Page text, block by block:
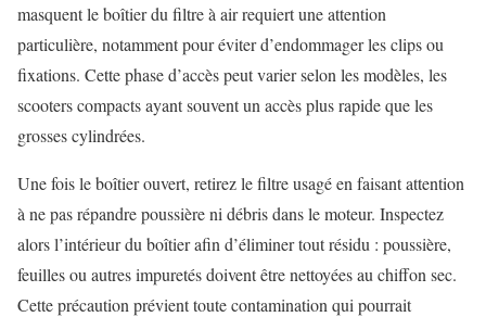
masquent le boîtier du filtre à air requiert une attention
particulière, notamment pour éviter d’endommager les clips ou
fixations. Cette phase d’accès peut varier selon les modèles, les
scooters compacts ayant souvent un accès plus rapide que les
grosses cylindrées.
Une fois le boîtier ouvert, retirez le filtre usagé en faisant attention
à ne pas répandre poussière ni débris dans le moteur. Inspectez
alors l’intérieur du boîtier afin d’éliminer tout résidu : poussière,
feuilles ou autres impuretés doivent être nettoyées au chiffon sec.
Cette précaution prévient toute contamination qui pourrait